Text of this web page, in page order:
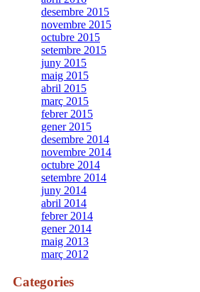
desembre 2015
novembre 2015
octubre 2015
setembre 2015
juny 2015
maig 2015
abril 2015
març 2015
febrer 2015
gener 2015
desembre 2014
novembre 2014
octubre 2014
setembre 2014
juny 2014
abril 2014
febrer 2014
gener 2014
maig 2013
març 2012
Categories